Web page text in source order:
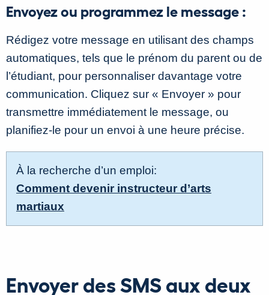
Envoyez ou programmez le message :
Rédigez votre message en utilisant des champs
automatiques, tels que le prénom du parent ou de
l’étudiant, pour personnaliser davantage votre
communication. Cliquez sur « Envoyer » pour
transmettre immédiatement le message, ou
planifiez-le pour un envoi à une heure précise.
À la recherche d’un emploi:
Comment devenir instructeur d’arts
martiaux
Envoyer des SMS aux deux